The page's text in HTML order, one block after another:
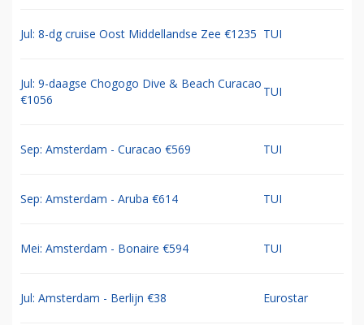
Jul: 8-dg cruise Oost Middellandse Zee €1235 TUI
Jul: 9-daagse Chogogo Dive & Beach Curacao
€1056
TUI
Sep: Amsterdam - Curacao €569 TUI
Sep: Amsterdam - Aruba €614 TUI
Mei: Amsterdam - Bonaire €594 TUI
Jul: Amsterdam - Berlijn €38 Eurostar